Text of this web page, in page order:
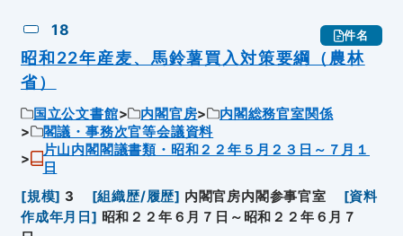
18 件名
昭和22年産麦、馬鈴薯買入対策要綱（農林
省）
国立公文書館 内閣官房
内閣総務官室関係
閣議・事務次官等会議資料
片山内閣閣議書類・昭和２２年５月２３日～７月１
日
[規模] 3 [組織歴/履歴] 内閣官房内閣参事官室 [資料
作成年月日 ] 昭和２２年６月７日～昭和２２年６月７